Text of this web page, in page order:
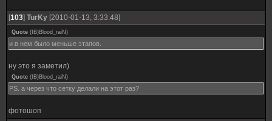
[103] TurKy [2010-01-13, 3:33:48]
Quote ( IB)Blood_raiN )
и в нем было меньше этапов.
ну это я заметил)
Quote ( IB)Blood_raiN )
PS. а через что сетку делали на этот раз?
фотошоп